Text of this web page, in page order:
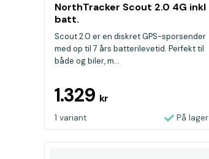
NorthTracker Scout 2.0 4G inkl
batt.
Scout 2.0 er en diskret GPS-sporsender
med op til 7 års batterilevetid. Perfekt til
både og biler, m...
1.329 kr
1 variant På lager